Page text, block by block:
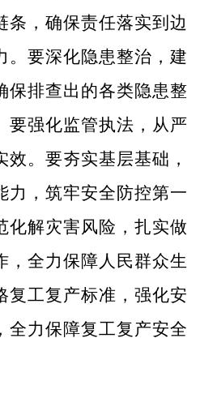
条，确保责任落实到边
。要深化隐患整治，建
保排查出的各类隐患整
要强化监管执法，从严
效。要夯实基层基础，
力，筑牢安全防控第一
化解灾害风险，扎实做
，全力保障人民群众生
复工复产标准，强化安
全力保障复工复产安全